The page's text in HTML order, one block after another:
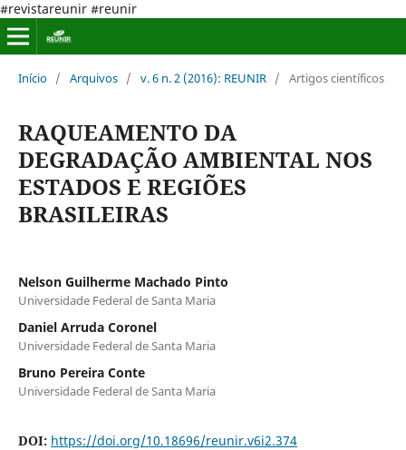
#revistareunir #reunir
Início / Arquivos / v. 6 n. 2 (2016): REUNIR / Artigos científicos
RAQUEAMENTO DA
DEGRADAÇÃO AMBIENTAL NOS
ESTADOS E REGIÕES
BRASILEIRAS
Nelson Guilherme Machado Pinto
Universidade Federal de Santa Maria
Daniel Arruda Coronel
Universidade Federal de Santa Maria
Bruno Pereira Conte
Universidade Federal de Santa Maria
DOI: https://doi.org/10.18696/reunir.v6i2.374